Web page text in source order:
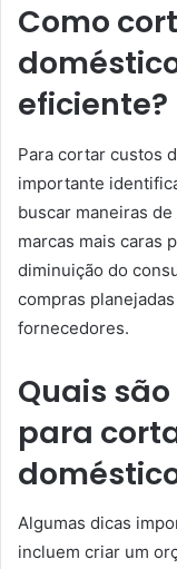
Como
eficiente?
Para cortar custos
importante
buscar maneiras
marcas mais caras
diminuição do
compras
fornecedores.
Quais
para
Algumas dicas
incluem criar um